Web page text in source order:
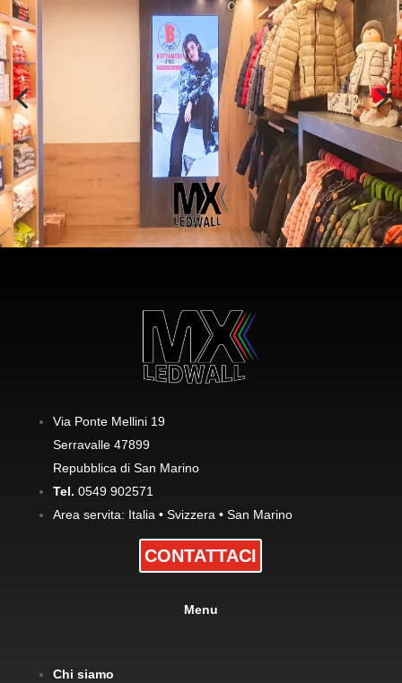
Via Ponte Mellini 19
Serravalle 47899
Repubblica di San Marino
Tel. 0549 902571
Area servita: Italia • Svizzera • San Marino
CONTATTACI
Menu
Chi siamo